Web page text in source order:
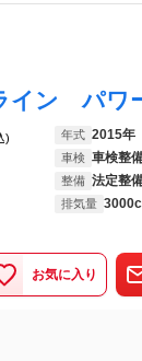
) 年式 2015年
車検 車検整
整備 法定整
排気量
お気に入り